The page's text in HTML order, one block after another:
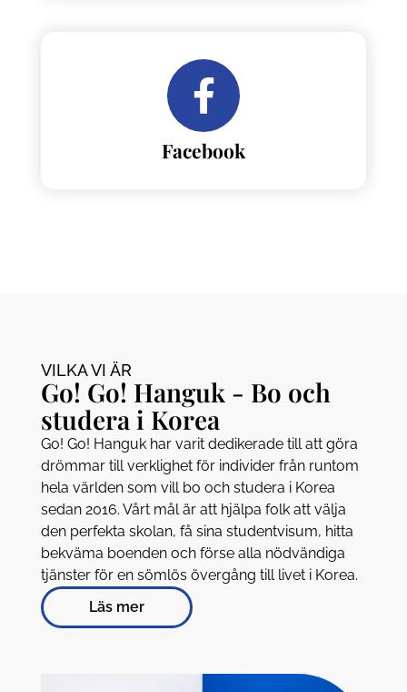
Facebook
VILKA VI ÄR
Go! Go! Hanguk - Bo och
studera i Korea
Go! Go! Hanguk har varit dedikerade till att göra
drömmar till verklighet för individer från runtom
hela världen som vill bo och studera i Korea
sedan 2016. Vårt mål är att hjälpa folk att välja
den perfekta skolan, få sina studentvisum, hitta
bekväma boenden och förse alla nödvändiga
tjänster för en sömlös övergång till livet i Korea.
Läs mer